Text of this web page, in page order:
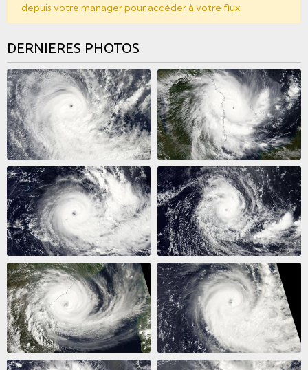
depuis votre manager pour accéder à votre flux
DERNIERES PHOTOS